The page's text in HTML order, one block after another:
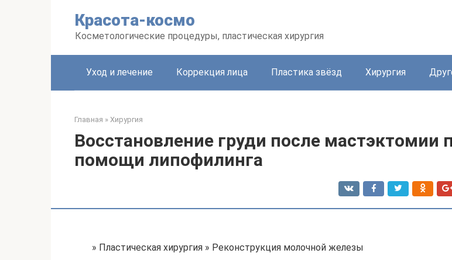
Красота-космо
Косметологические процедуры, пластическая хирургия
Уход и лечение Коррекция лица Пластика звёзд Хирургия
Главная » Хирургия
Восстановление груди после мастэктомии
помощи липофилинга
» Пластическая хирургия » Реконструкция молочной железы